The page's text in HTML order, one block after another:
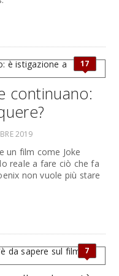
17
continuano:
2019
un film come Joke
reale a fare ciò che fa
non vuole più stare
7